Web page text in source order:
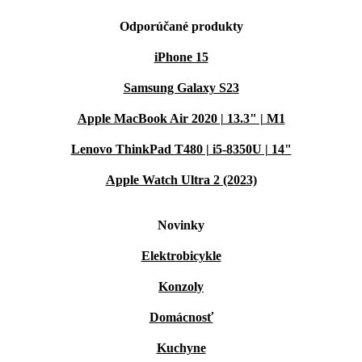
Odporúčané produkty
iPhone 15
Samsung Galaxy S23
Apple MacBook Air 2020 | 13.3" | M1
Lenovo ThinkPad T480 | i5-8350U | 14"
Apple Watch Ultra 2 (2023)
Novinky
Elektrobicykle
Konzoly
Domácnosť
Kuchyne